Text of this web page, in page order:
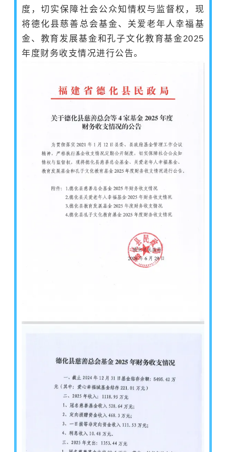
度，切实保障社会公众知情权与 监督权 ，现
将德化县慈善总会基金、关爱老年人幸福基
金、教育发展基金和孔子文化教育基金2025
年度财务收支情况进行公告。